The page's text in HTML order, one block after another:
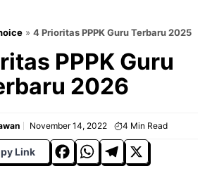
» 4 Prioritas PPPK Guru Terbaru 2025
PPPK Guru
2026
November 14, 2022 4 Min Read
Link
F W T X